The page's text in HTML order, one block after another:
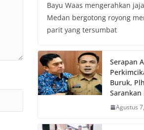
Bayu Waas mengerahkan
Medan bergotong royong
parit yang tersumbat
Serapan
Buruk,
Sarankan
Agustus